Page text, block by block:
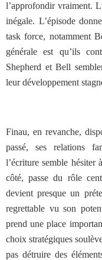
l’approfondir vraiment.
inégale. L’épisode
task force, notamment
générale est qu’ils
Shepherd et Bell
leur développement
Finau, en revanche,
passé, ses relations
l’écriture semble hésiter
côté, passe du rôle
devient presque un
regrettable vu son
prend une place
choix stratégiques
pas détruire des